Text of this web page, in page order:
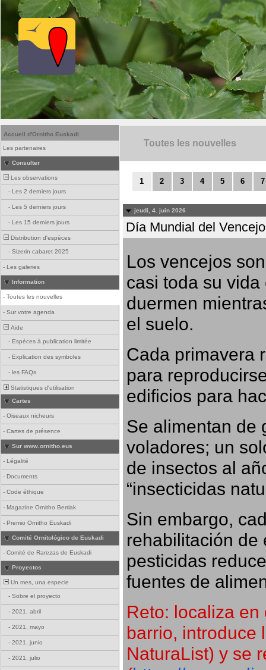
Accueil d'Ornitho Euskadi
Les partenaires
Consulter
Les observations
- Les 2 derniers jours
- Les 5 derniers jours
- Les 15 derniers jours
Distribution d'espèces
- Sizerin cabaret 2025
- Les galeries
Information
- Toutes les nouvelles
- Sur votre agenda
Aide
- Espèces à publication limitée
- Explication des symboles
- les FAQs
Statistiques d'utilisation
Cartes
- Oiseaux nicheurs
- Cartes de présence
Sur www.ornitho.eus
- Légalité
- Documents
- Code éthique
- Magazine Ornitho Berriak
- Premio Ornitho Euskadi
Comité Ornitológico de Euskadi
- Comité de Rarezas de Euskadi
Proyectos
Un mes, una especie
- Sobre el proyecto
- 2021, abril
- 2021, mayo
- 2021, junio
- 2021, julio
Toutes les nouvelles
1 2 3 4 5 6 7
jeudi, 4. juin 2026
Día Mundial del
Los vencejos
casi toda su
duermen
el suelo.
Cada primavera
para
edificios para
Se alimentan de
voladores; un
de insectos al
“insecticidas
Sin embargo,
rehabilitación de
pesticidas
fuentes de
Reto: localiza
barrio, introduce
NaturaList) y se